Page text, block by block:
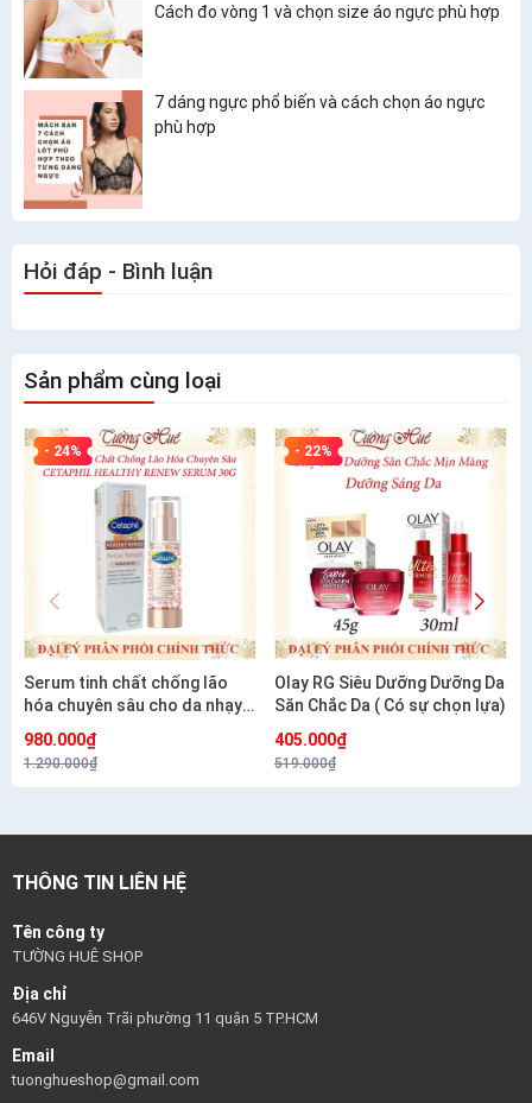
Cách đo vòng 1 và chọn size áo ngực phù hợp
7 dáng ngực phổ biến và cách chọn áo ngực
phù hợp
Hỏi đáp - Bình luận
Sản phẩm cùng loại
- 24%
Serum tinh chất chống lão
hóa chuyên sâu cho da nhạy
cảm CETAPHIL HEALTHY
RENEW SERUM 30G
980.000₫
1.290.000₫
- 22%
Olay RG Siêu Dưỡng Dưỡng Da
Săn Chắc Da ( Có sự chọn lựa)
405.000₫
519.000₫
THÔNG TIN LIÊN HỆ
Tên công ty
TƯỜNG HUÊ SHOP
Địa chỉ
646V Nguyễn Trãi phường 11 quận 5 TP.HCM
Email
tuonghueshop@gmail.com